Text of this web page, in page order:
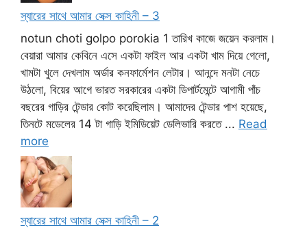
স্যারের সাথে আমার সেক্স কাহিনী – 3
notun choti golpo porokia 1 তারিখ কাজে জয়েন করলাম।
বেয়ারা আমার কেবিনে এসে একটা ফাইল আর একটা খাম দিয়ে গেলো,
খামটা খুলে দেখলাম অর্ডার কনফার্মেশন লেটার। আনন্দে মনটা নেচে
উঠলো, বিয়ের আগে ভারত সরকারের একটা ডিপার্টমেন্টে আগামী পাঁচ
বছরের গাড়ির টেন্ডার কোট করেছিলাম। আমাদের টেন্ডার পাশ হয়েছে,
তিনটে মডেলের 14 টা গাড়ি ইমিডিয়েট ডেলিভারি করতে ... Read
more
স্যারের সাথে আমার সেক্স কাহিনী – 2